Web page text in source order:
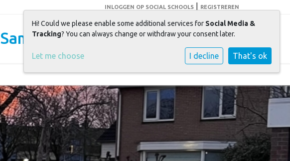
INLOGGEN OP SOCIAL SCHOOLS REGISTREREN
Samen spelen + leren = groeien
Hi! Could we please enable some additional services for Social Media &
Tracking? You can always change or withdraw your consent later.
Let me choose I decline That's ok